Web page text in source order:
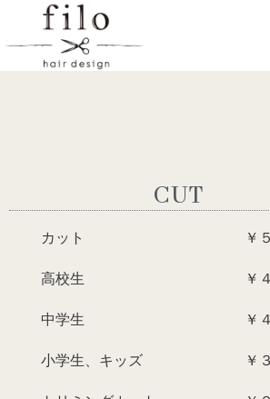
CUT
カット ￥５２
高校生 ￥４８
中学生 ￥４８
小学生、キッズ ￥３